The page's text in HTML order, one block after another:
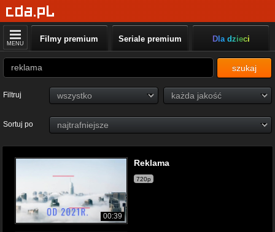
MENU Filmy premium Seriale premium Dla dzieci
szukaj
Filtruj
Sortuj po
00:39
Reklama
720p